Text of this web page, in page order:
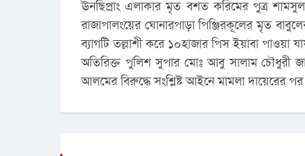
ঊনছিপ্রাং এলাকার মৃত বশত করিমের পুত্র
রাজাপালংয়ের ঘোনারপাড়া পিঞ্জিরকূলের মৃত
ব্যাগটি তল্লাশী করে ১০হাজার পিস ইয়াবা পাওয়া
অতিরিক্ত পুলিশ সুপার মোঃ আবু সালাম চৌধুরী
আলমের বিরুদ্ধে সংশ্লিষ্ট আইনে মামলা দায়েরের পর